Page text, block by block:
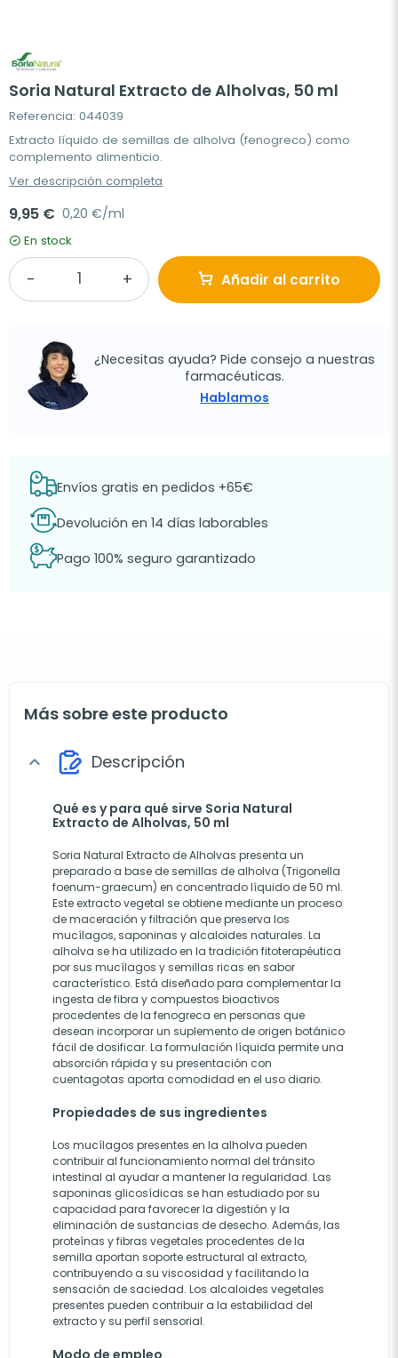
Soria Natural Extracto de Alholvas, 50 ml
Referencia: 044039
Extracto líquido de semillas de alholva (fenogreco) como
complemento alimenticio.
Ver descripción completa
9,95 € 0,20 €/ml
En stock
Añadir al carrito
¿Necesitas ayuda? Pide consejo a nuestras
farmacéuticas.
Hablamos
Envíos gratis en pedidos +65€
Devolución en 14 días laborables
Pago 100% seguro garantizado
Más sobre este producto
expand_more Descripción
Qué es y para qué sirve Soria Natural
Extracto de Alholvas, 50 ml
Soria Natural Extracto de Alholvas presenta un
preparado a base de semillas de alholva (Trigonella
foenum-graecum) en concentrado líquido de 50 ml.
Este extracto vegetal se obtiene mediante un proceso
de maceración y filtración que preserva los
mucílagos, saponinas y alcaloides naturales. La
alholva se ha utilizado en la tradición fitoterapéutica
por sus mucílagos y semillas ricas en sabor
característico. Está diseñado para complementar la
ingesta de fibra y compuestos bioactivos
procedentes de la fenogreca en personas que
desean incorporar un suplemento de origen botánico
fácil de dosificar. La formulación líquida permite una
absorción rápida y su presentación con
cuentagotas aporta comodidad en el uso diario.
Propiedades de sus ingredientes
Los mucílagos presentes en la alholva pueden
contribuir al funcionamiento normal del tránsito
intestinal al ayudar a mantener la regularidad. Las
saponinas glicosídicas se han estudiado por su
capacidad para favorecer la digestión y la
eliminación de sustancias de desecho. Además, las
proteínas y fibras vegetales procedentes de la
semilla aportan soporte estructural al extracto,
contribuyendo a su viscosidad y facilitando la
sensación de saciedad. Los alcaloides vegetales
presentes pueden contribuir a la estabilidad del
extracto y su perfil sensorial.
Modo de empleo